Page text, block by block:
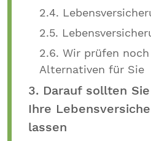
2.4.
2.5.
2.6. Wir prüfen
Alternativen für Sie
3. Darauf sollten
Ihre
lassen